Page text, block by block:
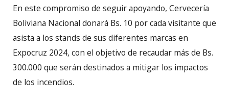
En este compromiso de seguir apoyando, Cervecería
Boliviana Nacional donará Bs. 10 por cada visitante que
asista a los stands de sus diferentes marcas en
Expocruz 2024, con el objetivo de recaudar más de Bs.
300.000 que serán destinados a mitigar los impactos
de los incendios.